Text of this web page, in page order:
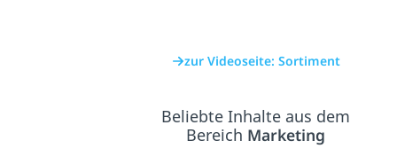
zur Videoseite: Sortiment
Beliebte Inhalte aus dem
Bereich Marketing